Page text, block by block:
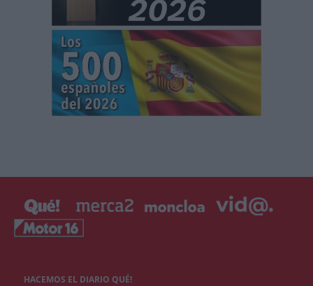
HACEMOS EL DIARIO QUÉ!